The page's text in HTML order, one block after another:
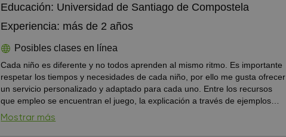
Educación: Universidad de Santiago de Compostela
Experiencia: más de 2 años
Posibles clases en línea
Cada niño es diferente y no todos aprenden al mismo ritmo. Es importante
respetar los tiempos y necesidades de cada niño, por ello me gusta ofrecer
un servicio personalizado y adaptado para cada uno. Entre los recursos
que empleo se encuentran el juego, la explicación a través de ejemplos
cercanos al mundo diario del alumno, los ejercicios prácticos... De este
modo se consigue tener al alumno motivado y cada vez con más interés
Mostrar más